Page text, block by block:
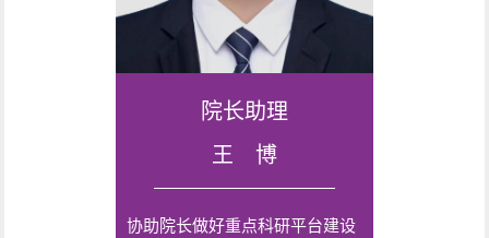
院长助理
王 博
协助院长做好重点科研平台建设